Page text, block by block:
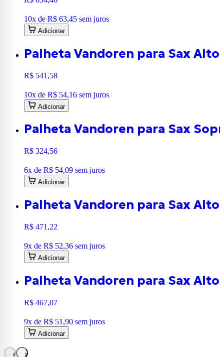
10x de R$ 63,45 sem juros
Adicionar
Palheta Vandoren para Sax Alto
R$ 541,58
10x de R$ 54,16 sem juros
Adicionar
Palheta Vandoren para Sax
R$ 324,56
6x de R$ 54,09 sem juros
Adicionar
Palheta Vandoren para Sax Alto
R$ 471,22
9x de R$ 52,36 sem juros
Adicionar
Palheta Vandoren para Sax Alto
R$ 467,07
9x de R$ 51,90 sem juros
Adicionar